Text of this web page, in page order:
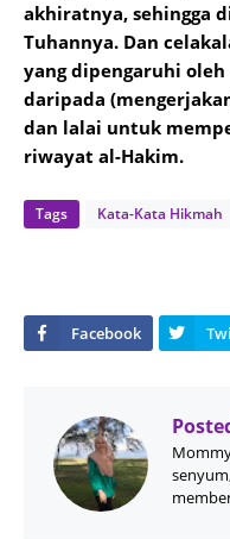
akhiratnya, sehingga
Tuhannya. Dan
yang dipengaruhi
daripada
dan lalai untuk
riwayat al-Hakim.
Tags Kata-Kata Hikmah